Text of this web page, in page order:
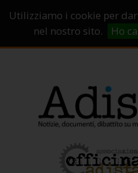
Utilizziamo i cookie per
nel nostro sito.
Ho